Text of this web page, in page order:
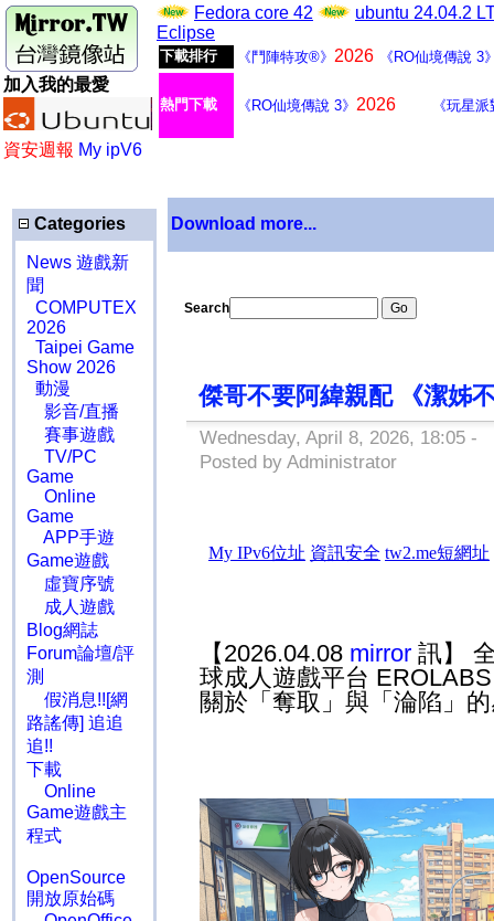
加入我的最愛
資安週報 My ipV6
Fedora core 42
ubuntu 24.04.2
Eclipse
下載排行 《鬥陣特攻®》 2026 《RO仙境傳說 3
熱門下載 《RO仙境傳說 3》 2026 《玩星
Categories
News 遊戲新
聞
COMPUTEX
2026
Taipei Game
Show 2026
動漫
影音/直播
賽事遊戲
TV/PC
Game
Online
Game
APP手遊
Game遊戲
虛寶序號
成人遊戲
Blog網誌
Forum論壇/評
測
假消息!![網
路謠傳] 追追
追!!
下載
Online
Game遊戲主
程式
OpenSource
開放原始碼
Download more...
Search
傑哥不要阿緯親配 《潔姊
Wednesday, April 8, 2026, 18:05 -
Posted by Administrator
【2026.04.08 mirror 訊】
球成人遊戲平台
關於「奪取」與「淪陷」